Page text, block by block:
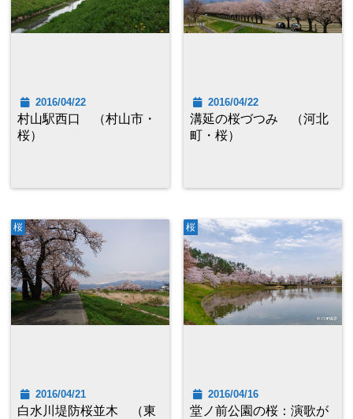
2016/04/22
村山駅西口 （村山市・
桜）
2016/04/22
溝延の桜づつみ （河北
町・桜）
桜
2016/04/21
白水川堤防桜並木 （東
桜
2016/04/16
堂ノ前公園の桜：演歌が